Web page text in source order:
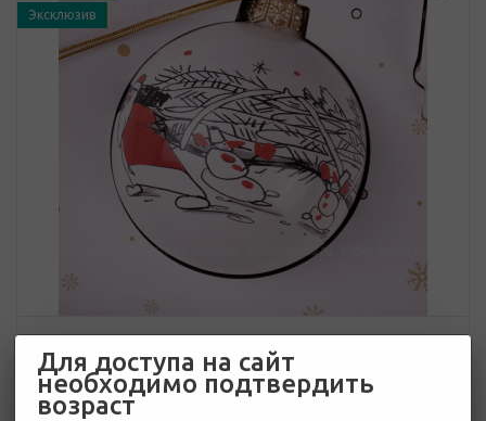
Эксклюзив
5 194 руб.
Много
Для доступа на сайт
необходимо подтвердить
возраст